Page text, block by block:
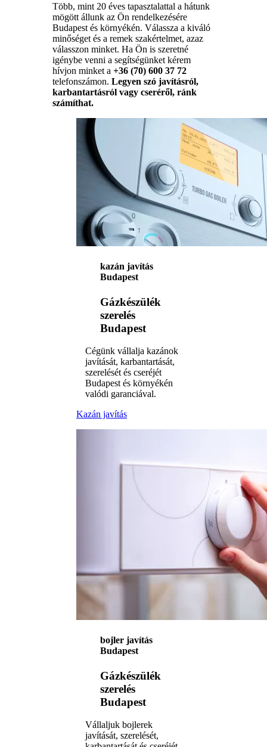
Több, mint 20 éves tapasztalattal a hátunk
mögött állunk az Ön rendelkezésére
Budapest és környékén. Válassza a kiváló
minőséget és a remek szakértelmet, azaz
válasszon minket. Ha Ön is szeretné
igénybe venni a segítségünket kérem
hívjon minket a +36 (70) 600 37 72
telefonszámon. Legyen szó javításról,
karbantartásról vagy cseréről, ránk
számíthat.
kazán javítás
Budapest
Gázkészülék
szerelés
Budapest
Cégünk vállalja kazánok
javítását, karbantartását,
szerelését és cseréjét
Budapest és környékén
valódi garanciával.
Kazán javítás
bojler javítás
Budapest
Gázkészülék
szerelés
Budapest
Vállaljuk bojlerek
javítását, szerelését,